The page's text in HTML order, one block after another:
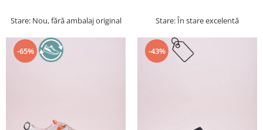
Stare: Nou, fără ambalaj original Stare: În stare excelentă
-65% -43%